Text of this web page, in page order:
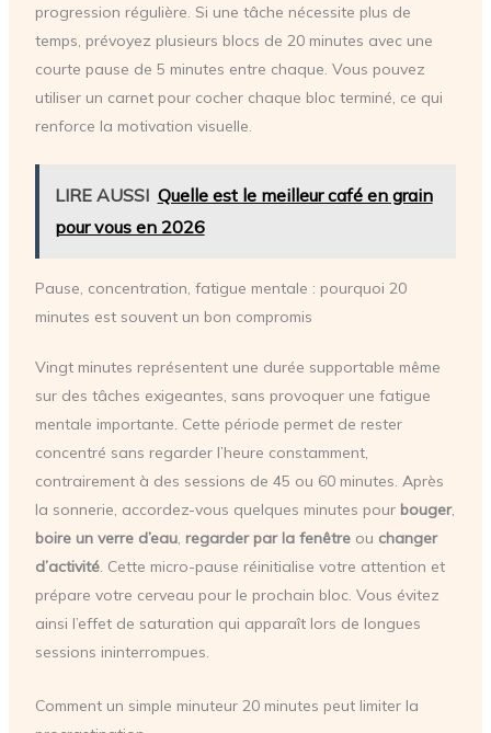
progression régulière. Si une tâche nécessite plus de
temps, prévoyez plusieurs blocs de 20 minutes avec une
courte pause de 5 minutes entre chaque. Vous pouvez
utiliser un carnet pour cocher chaque bloc terminé, ce qui
renforce la motivation visuelle.
LIRE AUSSI Quelle est le meilleur café en grain
pour vous en 2026
Pause, concentration, fatigue mentale : pourquoi 20
minutes est souvent un bon compromis
Vingt minutes représentent une durée supportable même
sur des tâches exigeantes, sans provoquer une fatigue
mentale importante. Cette période permet de rester
concentré sans regarder l’heure constamment,
contrairement à des sessions de 45 ou 60 minutes. Après
la sonnerie, accordez-vous quelques minutes pour bouger,
boire un verre d’eau, regarder par la fenêtreou changer
d’activité. Cette micro-pause réinitialise votre attention et
prépare votre cerveau pour le prochain bloc. Vous évitez
ainsi l’effet de saturation qui apparaît lors de longues
sessions ininterrompues.
Comment un simple minuteur 20 minutes peut limiter la